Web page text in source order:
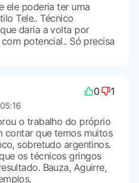
ele poderia ter uma
Tele.. Técnico
daria a volta por
potencial.. Só precisa
0 1
o trabalho do próprio
contar que temos muitos
sobretudo argentinos.
os técnicos gringos
Bauza, Aguirre,